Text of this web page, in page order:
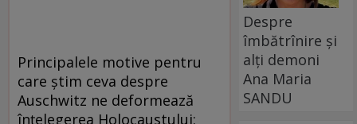
Principalele motive pentru
care ştim ceva despre
Auschwitz ne deformează
înţelegerea Holocaustului:
Despre
îmbătrînire și
alți demoni
Ana Maria
SANDU